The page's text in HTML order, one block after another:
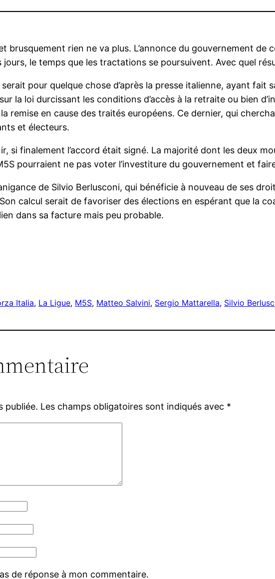
brusquement rien ne va plus. L’annonce du gouvernement de
jours, le temps que les tractations se poursuivent. Avec quel
pour quelque chose d’après la presse italienne, ayant fait
la loi durcissant les conditions d’accès à la retraite ou bien
remise en cause des traités européens. Ce dernier, qui
et électeurs.
si finalement l’accord était signé. La majorité dont les deux
pourraient ne pas voter l’investiture du gouvernement et
de Silvio Berlusconi, qui bénéficie à nouveau de ses
calcul serait de favoriser des élections en espérant que la
dans sa facture mais peu probable.
Italia, La Ligue, M5S, Matteo Salvini, Sergio Mattarella, Silvio
publiée. Les champs obligatoires sont indiqués avec *
de réponse à mon commentaire.